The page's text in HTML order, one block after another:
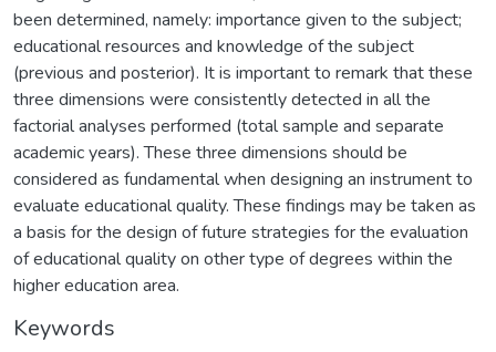
been determined, namely: importance given to the subject;
educational resources and knowledge of the subject
(previous and posterior). It is important to remark that these
three dimensions were consistently detected in all the
factorial analyses performed (total sample and separate
academic years). These three dimensions should be
considered as fundamental when designing an instrument to
evaluate educational quality. These findings may be taken as
a basis for the design of future strategies for the evaluation
of educational quality on other type of degrees within the
higher education area.
Keywords